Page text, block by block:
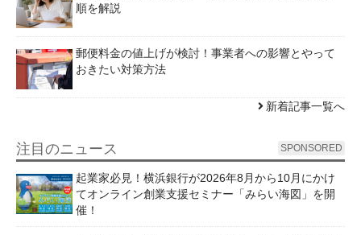
順を解説
郵便料金の値上げが検討！事業者への影響とやって
おきたい対策方法
新着記事一覧へ
注目のニュース SPONSORED
起業家必見！横浜銀行が2026年8月から10月にかけ
てオンライン創業支援セミナー「みらい海図」を開
催！